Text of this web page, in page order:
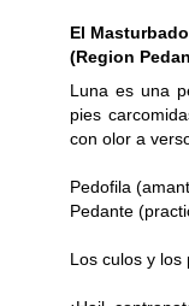
El
(Region
Luna es una
pies
con olor a
Pedofila
Pedante
Los culos y los